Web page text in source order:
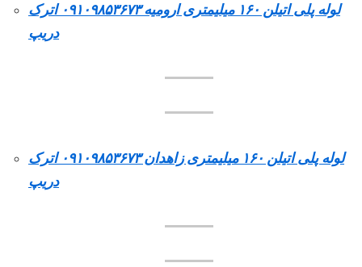
لوله پلی اتیلن ۱۶۰ میلیمتری ارومیه ۰۹۱۰۹۸۵۳۶۷۳ اترک
دریپ
لوله پلی اتیلن ۱۶۰ میلیمتری زاهدان ۰۹۱۰۹۸۵۳۶۷۳ اترک
دریپ